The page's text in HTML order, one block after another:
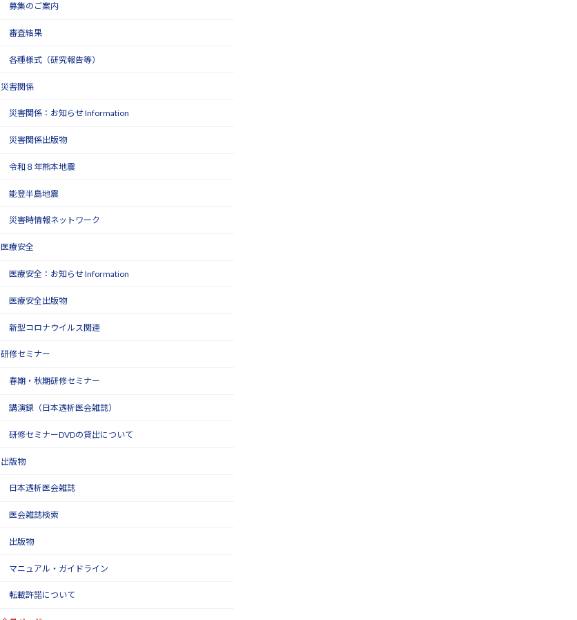
募集のご案内
審査結果
各種様式（研究報告等）
災害関係
災害関係：お知らせ Information
災害関係出版物
令和８年熊本地震
能登半島地震
災害時情報ネットワーク
医療安全
医療安全：お知らせ Information
医療安全出版物
新型コロナウイルス関連
研修セミナー
春期・秋期研修セミナー
講演録（日本透析医会雑誌）
研修セミナーDVDの貸出について
出版物
日本透析医会雑誌
医会雑誌検索
出版物
マニュアル・ガイドライン
転載許諾について